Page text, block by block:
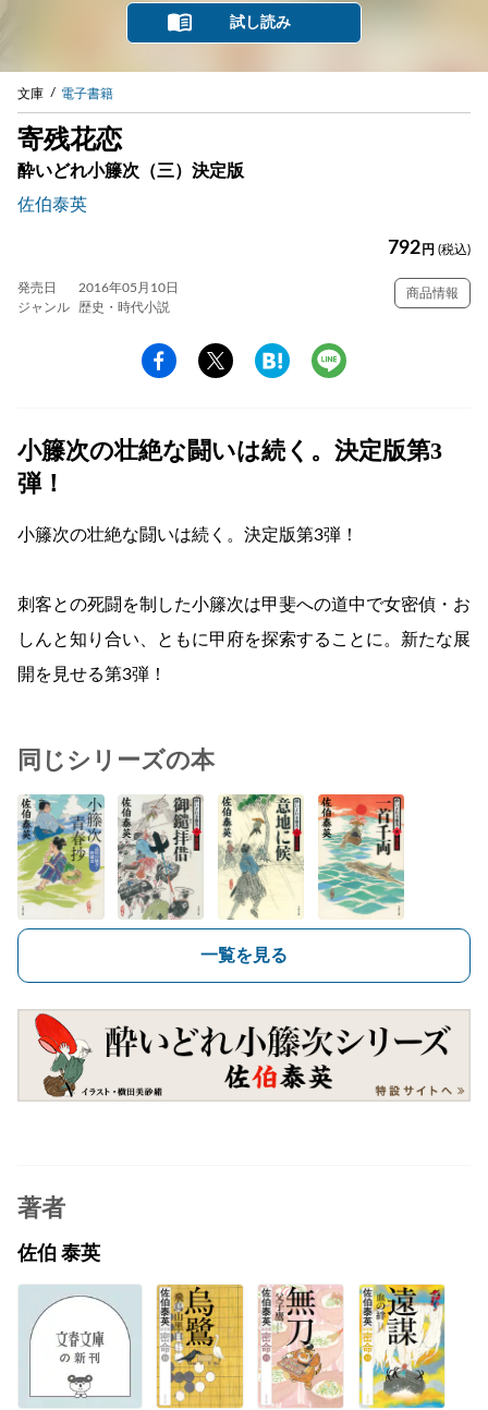
試し読み
文庫 電子書籍
寄残花恋
酔いどれ小籐次（三）決定版
佐伯泰英
792 円 (税込)
発売日
2016年05月10日
ジャンル
歴史・時代小説
商品情報
小籐次の壮絶な闘いは続く。決定版第3
弾！
小籐次の壮絶な闘いは続く。決定版第3弾！
刺客との死闘を制した小籐次は甲斐への道中で女密偵・お
しんと知り合い、ともに甲府を探索することに。新たな展
開を見せる第3弾！
同じシリーズの本
一覧を見る
著者
佐伯 泰英